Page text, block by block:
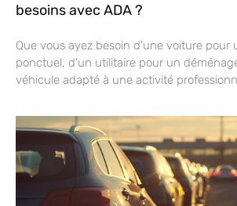
besoins avec ADA ?
Que vous ayez besoin d’une voiture
ponctuel, d’un utilitaire pour un
véhicule adapté à une activité